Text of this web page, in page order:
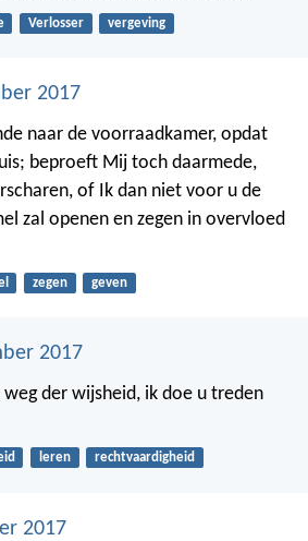
Verlosser vergeving
2017
naar de voorraadkamer, opdat
beproeft Mij toch daarmede,
of Ik dan niet voor u de
zal openen en zegen in overvloed
zegen geven
2017
der wijsheid, ik doe u treden
leren rechtvaardigheid
2017